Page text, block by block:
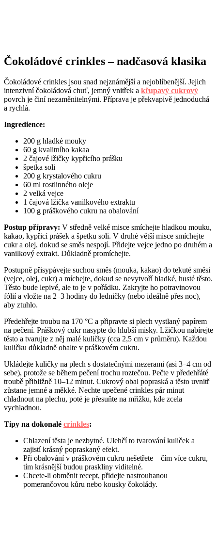
Čokoládové crinkles – nadčasová klasika
Čokoládové crinkles jsou snad nejznámější a nejoblíbenější. Jejich
intenzivní čokoládová chuť, jemný vnitřek a křupavý cukrový
povrch je činí nezaměnitelnými. Příprava je překvapivě jednoduchá
a rychlá.
Ingredience:
200 g hladké mouky
60 g kvalitního kakaa
2 čajové lžičky kypřicího prášku
špetka soli
200 g krystalového cukru
60 ml rostlinného oleje
2 velká vejce
1 čajová lžička vanilkového extraktu
100 g práškového cukru na obalování
Postup přípravy: V středně velké misce smíchejte hladkou mouku,
kakao, kypřicí prášek a špetku soli. V druhé větší misce smíchejte
cukr a olej, dokud se směs nespojí. Přidejte vejce jedno po druhém a
vanilkový extrakt. Důkladně promíchejte.
Postupně přisypávejte suchou směs (mouka, kakao) do tekuté směsi
(vejce, olej, cukr) a míchejte, dokud se nevytvoří hladké, husté těsto.
Těsto bude lepivé, ale to je v pořádku. Zakryjte ho potravinovou
fólií a vložte na 2–3 hodiny do ledničky (nebo ideálně přes noc),
aby ztuhlo.
Předehřejte troubu na 170 °C a připravte si plech vystlaný papírem
na pečení. Práškový cukr nasypte do hlubší misky. Lžičkou nabírejte
těsto a tvarujte z něj malé kuličky (cca 2,5 cm v průměru). Každou
kuličku důkladně obalte v práškovém cukru.
Ukládejte kuličky na plech s dostatečnými mezerami (asi 3–4 cm od
sebe), protože se během pečení trochu roztečou. Pečte v předehřáté
troubě přibližně 10–12 minut. Cukrový obal popraská a těsto uvnitř
zůstane jemné a měkké. Nechte upečené crinkles pár minut
chladnout na plechu, poté je přesuňte na mřížku, kde zcela
vychladnou.
Tipy na dokonalé crinkles:
Chlazení těsta je nezbytné. Ulehčí to tvarování kuliček a
zajistí krásný popraskaný efekt.
Při obalování v práškovém cukru nešetřete – čím více cukru,
tím krásnější budou praskliny viditelné.
Chcete-li obměnit recept, přidejte nastrouhanou
pomerančovou kůru nebo kousky čokolády.